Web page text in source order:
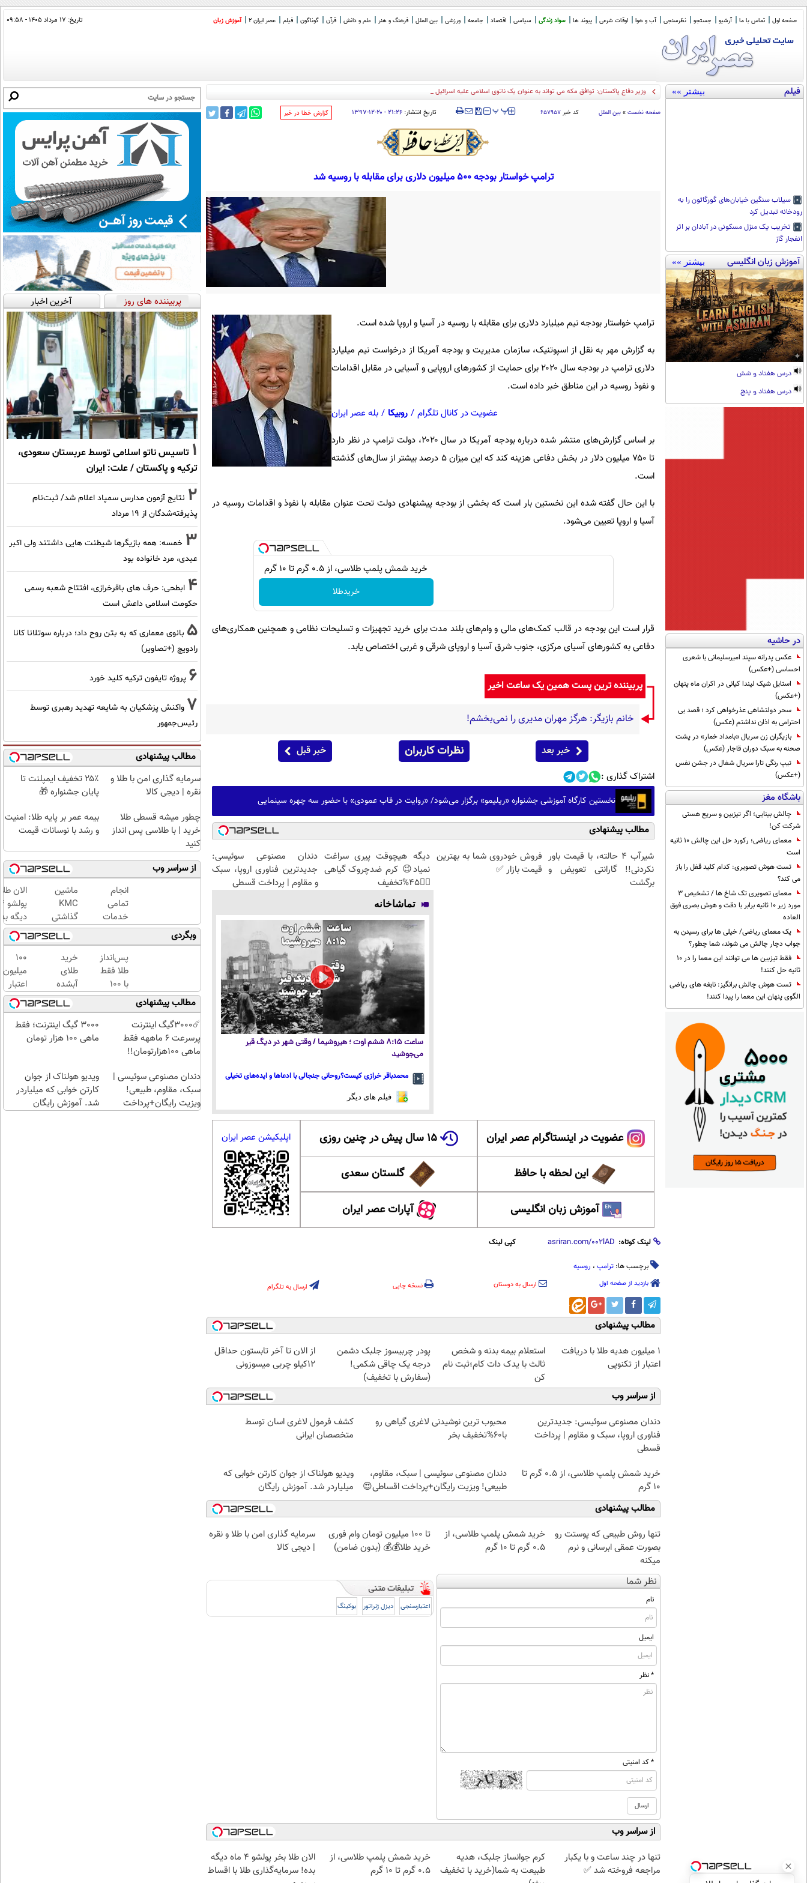
صفحه اول تماس با ما آرشیو جستجو نظرسنجی آب و هوا اوقات شرعی پیوند ها سواد زندگی سیاسی اقتصاد جامعه ورزشی بین الملل فرهنگ و هنر علم و دانش قرآن گوناگون فیلم عصر ایران 2 آموزش زبان تاریخ: ۱۷ مرداد ۱۴۰۵ - ۰۹:۵۸
فیلم بیشتر »»
سیلاب سنگین خیابان‌های گورگائون را به
رودخانه تبدیل کرد
تخریب یک منزل مسکونی در آبادان بر اثر
انفجار گاز
آموزش زبان انگلیسی بیشتر »»
درس هفتاد و شش
درس هفتاد و پنج
در حاشیه
عکس پدرانه سپند امیرسلیمانی با شعری
احساسی (+عکس)
استایل شیک لیندا کیانی در اکران ماه پنهان
(+عکس)
سحر دولتشاهی عذرخواهی کرد ؛ قصد بی
احترامی به اذان نداشتم (عکس)
بازیگران زن سریال «بامداد خمار» در پشت
صحنه به سبک دوران قاجار (عکس)
تیپ رنگی تارا سریال شغال در جشن نفس
(+عکس)
باشگاه مغز
چالش بینایی؛ اگر تیزبین و سریع هستی
شرکت کن!
معمای ریاضی؛ رکورد حل این چالش 10 ثانیه
است
تست هوش تصویری: کدام کلید قفل را باز
می کند؟
معمای تصویری تک شاخ ها / تشخیص 3
مورد زیر 10 ثانیه برابر با دقت و هوش بصری فوق
العاده
یک معمای ریاضی/ خیلی ها برای رسیدن به
جواب دچار چالش می شوند، شما چطور؟
فقط تیزبین ها می توانند این معما را در 10
ثانیه حل کنند!
تست هوش چالش برانگیز: نابغه های ریاضی
الگوی پنهان این معما را پیدا کنند!
وزیر دفاع پاکستان: توافق مکه می تواند به عنوان یک ناتوی اسلامی علیه اسرائیل عمل کند/ دیگر کش
صفحه نخست » بین الملل کد خبر۶۵۷۹۵۷ ‍‍‍ پ پ تاریخ انتشار:۲۱:۲۶ - ۲۰-۱۲-۱۳۹۷ ‌گزارش خطا در خبر
ترامپ خواستار بودجه 500 میلیون دلاری برای مقابله با روسیه شد
ترامپ خواستار بودجه نیم میلیارد دلاری برای مقابله با روسیه در آسیا و اروپا شده است.
به گزارش مهر به نقل از اسپوتنیک، سازمان مدیریت و بودجه آمریکا از درخواست نیم میلیارد
دلاری ترامپ در بودجه سال ۲۰۲۰ برای حمایت از کشورهای اروپایی و آسیایی در مقابل اقدامات
و نفوذ روسیه در این مناطق خبر داده است.
عضویت در کانال تلگرام / روبیکا / بله عصر ایران
بر اساس گزارش‌های منتشر شده درباره بودجه آمریکا در سال ۲۰۲۰، دولت ترامپ در نظر دارد
تا ۷۵۰ میلیون دلار در بخش دفاعی هزینه کند که این میزان ۵ درصد بیشتر از سال‌های گذشته
است.
با این حال گفته شده این نخستین بار است که بخشی از بودجه پیشنهادی دولت تحت عنوان مقابله با نفوذ و اقدامات روسیه در
آسیا و اروپا تعیین می‌شود.
خرید شمش پلمپ طلاسی، از ۰.۵ گرم تا ۱۰ گرم
خریدطلا
قرار است این بودجه در قالب کمک‌های مالی و وام‌های بلند مدت برای خرید تجهیزات و تسلیحات نظامی و همچنین همکاری‌های
دفاعی به کشورهای آسیای مرکزی، جنوب شرق آسیا و اروپای شرقی و غربی اختصاص یابد.
پربیننده ترین پست همین یک ساعت اخیر
خانم بازیگر: هرگز مهران مدیری را نمی‌بخشم!
خبر بعد نظرات کاربران خبر قبل
اشتراک گذاری :
نخستین کارگاه آموزشی جشنواره «ریلیمو» برگزار می‌شود/ «روایت در قاب عمودی» با حضور سه چهره سینمایی
مطالب پیشنهادی
شیر‌آب ۴ حالته، با قیمت باور
نکردنی!! گارانتی تعویض و
برگشت
فروش خودروی شما به بهترین
قیمت بازار ✅
دیگه هیچوقت پیری سراغت
نمیاد😉 کرم ضدچروک گیاهی
👈🏻45%تخفیف
دندان مصنوعی سوئیسی:
جدیدترین فناوری اروپا، سبک
و مقاوم | پرداخت قسطی
تماشاخانه
ساعت ۸:۱۵ ششم اوت ؛ هیروشیما / وقتی شهر در دیگ قیر
می‌جوشید
محمدباقر خرازی کیست؟روحانی جنجالی با ادعاها و ایده‌های تخیلی
فیلم های دیگر
عضویت در اینستاگرام عصر ایران ۱۵ سال پیش در چنین روزی
این لحظه با حافظ گلستان سعدی
آموزش زبان انگلیسی آپارات عصر ایران
اپلیکیشن عصر ایران
لینک کوتاه: کپی لینک
برچسب ها: ترامپ ، روسیه
بازدید از صفحه اول ارسال به دوستان نسخه چاپی ارسال به تلگرام
مطالب پیشنهادی
1 میلیون هدیه طلا با دریافت
اعتبار از تکنوپی
استعلام بیمه بدنه و شخص
ثالث با یدک دات کام؛ثبت نام
کن
پودر چربیسوز جلبک دشمن
درجه یک چاقی شکمی!
(سفارش با تخفیف)
از الان تا آخر تابستون حداقل
12کیلو چربی میسوزونی
از سراسر وب
دندان مصنوعی سوئیسی: جدیدترین
فناوری اروپا، سبک و مقاوم | پرداخت
قسطی
محبوب ترین نوشیدنی لاغری گیاهی رو
با60%تخفیف بخر
کشف فرمول لاغری اسان توسط
متخصصان ایرانی
خرید شمش پلمپ طلاسی، از ۰.۵ گرم تا
۱۰ گرم
دندان مصنوعی سوئیسی | سبک، مقاوم،
طبیعی! ویزیت رایگان+پرداخت اقساطی😍
ویدیو هولناک از جوان کارتن خوابی که
میلیاردر شد. آموزش رایگان
مطالب پیشنهادی
تنها روش طبیعی که پوستت رو
بصورت عمقی ابرسانی و نرم
میکنه
خرید شمش پلمپ طلاسی، از
۰.۵ گرم تا ۱۰ گرم
تا 100 میلیون تومان وام فوری
خرید طلا💰💰 (بدون ضامن)
سرمایه گذاری امن با طلا و نقره
| دیجی کالا
نظر شما
نام
ایمیل
* نظر
* کد امنیتی
اعتبارسنجی دیزل ژنراتور بوکینگ
از سراسر وب
تنها در چند ساعت و با یکبار
مراجعه فروخته شد ✅
کرم جوانساز جلبک، هدیه
طبیعت به شما(خرید با تخفیف
خرید شمش پلمپ طلاسی، از
۰.۵ گرم تا ۱۰ گرم
الان طلا بخر پولشو 4 ماه دیگه
بده! سرمایه‌گذاری طلا با اقساط
پربیننده های روز آخرین اخبار
1 تاسیس ناتو اسلامی توسط عربستان سعودی،
ترکیه و پاکستان / علت: ایران
2 نتایج آزمون مدارس سمپاد اعلام شد/ ثبت‌نام
پذیرفته‌شدگان از ۱۹ مرداد
3 خمسه: همه بازیگرها شیطنت هایی داشتند ولی اکبر
عبدی، مرد خانواده بود
4 ابطحی: حرف های باقرخرازی، افتتاح شعبه رسمی
حکومت اسلامی داعش است
5 بانوی معماری که به بتن روح داد؛ درباره سوتلانا کانا
رادویچ (+تصاویر)
6 پروژه تایفون ترکیه کلید خورد
7 واکنش پزشکیان به شایعه تهدید رهبری توسط
رئیس‌جمهور
مطالب پیشنهادی
سرمایه گذاری امن با طلا و
نقره | دیجی کالا
۲۵٪ تخفیف ایمپلنت تا
پایان جشنواره 🎁
چطور میشه قسطی طلا
خرید | با طلاسی پس انداز
کنید
بیمه عمر بر پایه طلا: امنیت
و رشد با نوسانات قیمت
از سراسر وب
انجام
تمامی
خدمات
خودرویی
در محل
با یدک
دات کام
ماشین
KMC
گذاشتی
برای
فروش
؟ اینجا
سریع و
راحت
بفروش
الان
دیگه
طلا با
بی‌بهره
وبگردی
پس‌انداز
طلا فقط
با ۱۰۰
هزارتومان
(امن و
خرید
طلای
آبشده
حتی با
۱۰۰هزارتومان
100
میلیون
اعتبار
خرید
طلای
آب
شده
مطالب پیشنهادی
☄️3000گیگ اینترنت
پرسرعت 6 ماههه فقط
ماهی 100هزارتومان!!
3000 گیگ اینترنت؛ فقط
ماهی 100 هزار تومان
دندان مصنوعی سوئیسی |
سبک، مقاوم، طبیعی!
ویزیت رایگان+پرداخت
ویدیو هولناک از جوان
کارتن خوابی که میلیاردر
شد. آموزش رایگان